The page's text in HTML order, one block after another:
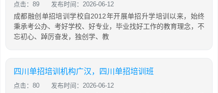
点击：89 发布时间：2026-06-12
成都融创单招培训学校自2012年开展单招升学培训以来，始终
秉承考公办、考好学校、好专业，毕业找好工作的教育理念，不
忘初心、踔厉奋发，独创学、教
四川单招培训机构广汉，四川单招培训班
点击：80 发布时间：2026-06-12